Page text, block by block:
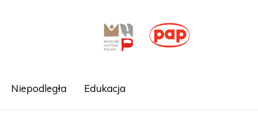
Niepodległa Edukacja